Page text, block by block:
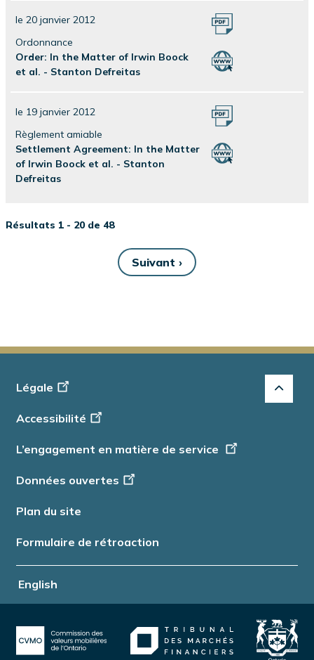
le 20 janvier 2012
Ordonnance
Order: In the Matter of Irwin Boock
et al. - Stanton Defreitas
le 19 janvier 2012
Règlement amiable
Settlement Agreement: In the Matter
of Irwin Boock et al. - Stanton
Defreitas
Résultats 1 - 20 de 48
Page
Suivant ›
English
Footer
Info
Légale
Accessibilité
L’engagement en matière de service
Données ouvertes
Plan du site
Formulaire de rétroaction